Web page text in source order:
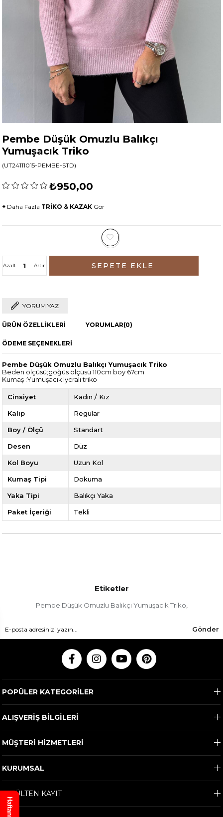
Pembe Düşük Omuzlu Balıkçı
Yumuşacık Triko
(UT24111015-PEMBE-STD)
₺950,00
+ Daha Fazla TRİKO & KAZAK Gör
Artır
Azalt
YORUM YAZ
ÜRÜN ÖZELLIKLERI YORUMLAR(0)
ÖDEME SEÇENEKLERI
Pembe Düşük Omuzlu Balıkçı Yumuşacık Triko
Beden ölçüsü;göğüs ölçüsü 110cm boy 67cm
Kumaş :Yumuşacık lycralı triko
Cinsiyet Kadın / Kız
Kalıp Regular
Boy / Ölçü Standart
Desen Düz
Kol Boyu Uzun Kol
Kumaş Tipi Dokuma
Yaka Tipi Balıkçı Yaka
Paket İçeriği Tekli
Etiketler
Pembe Düşük Omuzlu Balıkçı Yumuşacık Triko,
Gönder
POPÜLER KATEGORİLER
ALIŞVERİŞ BİLGİLERİ
MÜŞTERİ HİZMETLERİ
KURUMSAL
E-BÜLTEN KAYIT